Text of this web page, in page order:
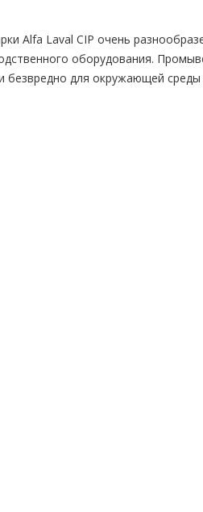
Alfa Laval CIP очень
оборудования.
для окружающей